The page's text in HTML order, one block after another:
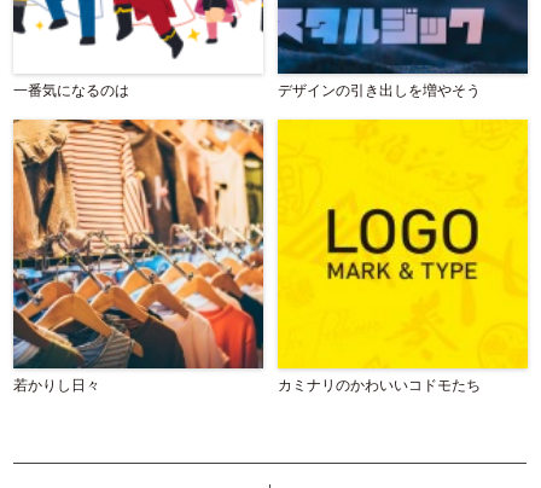
一番気になるのは デザインの引き出しを増やそう
若かりし日々 カミナリのかわいいコドモたち